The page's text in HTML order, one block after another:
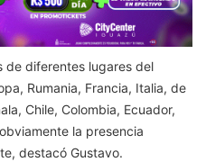
de diferentes lugares del
Rumania, Francia, Italia, de
Chile, Colombia, Ecuador,
la presencia
destacó Gustavo.